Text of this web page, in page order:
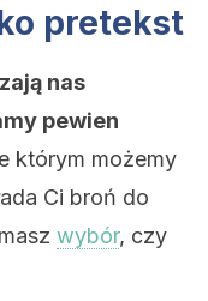
pretekst
nas
pewien
którym możemy
Ci broń do
wybór, czy